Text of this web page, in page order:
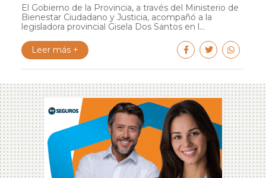
El Gobierno de la Provincia, a través del Ministerio de
Bienestar Ciudadano y Justicia, acompañó a la
legisladora provincial Gisela Dos Santos en l...
Leer más +